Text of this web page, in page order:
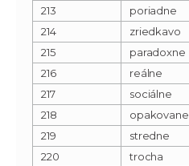
213
poriadne
214
zriedkavo
215
paradoxne
216
reálne
217
sociálne
218
opakovane
219
stredne
220
trocha